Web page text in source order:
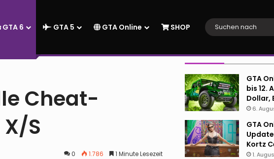
GTA 6 GTA 5 GTA Online SHOP
Cheat-
S
0 1.786 1 Minute Lesezeit
GTA
bis 12.
Dollar,
6.
GTA
Kortz
1.